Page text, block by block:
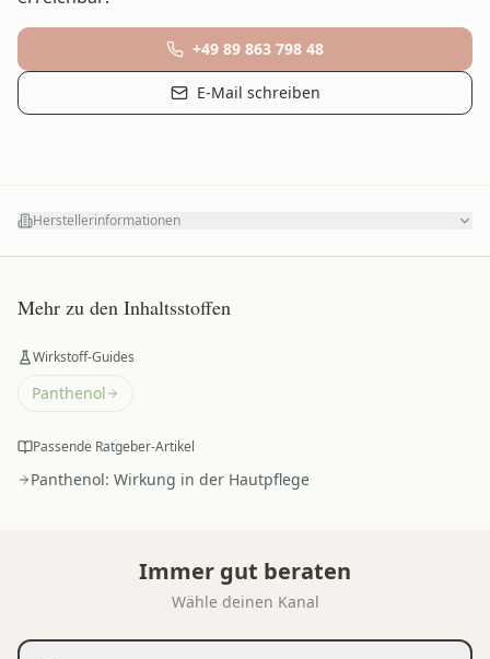
+49 89 863 798 48
E-Mail schreiben
Herstellerinformationen
Mehr zu den Inhaltsstoffen
Wirkstoff-Guides
Panthenol
Passende Ratgeber-Artikel
Panthenol: Wirkung in der Hautpflege
Immer gut beraten
Wähle deinen Kanal